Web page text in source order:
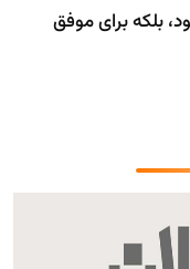
بلکه برای موفق